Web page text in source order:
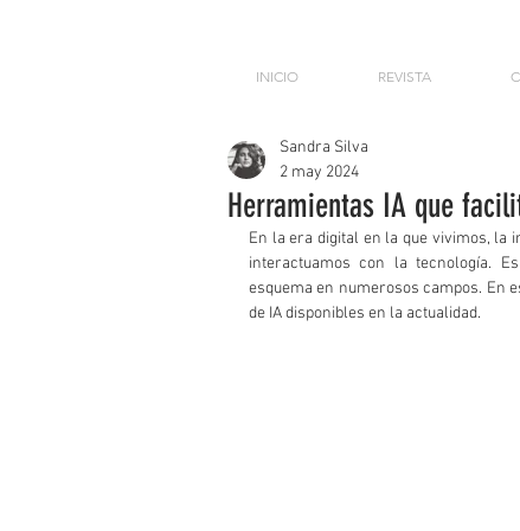
INICIO REVISTA
Herramientas IA que
Sandra Silva
2 may 2024
En la era digital en la que vivimos, la
interactuamos con la tecnología.
esquema en numerosos campos. En
de IA disponibles en la actualidad.